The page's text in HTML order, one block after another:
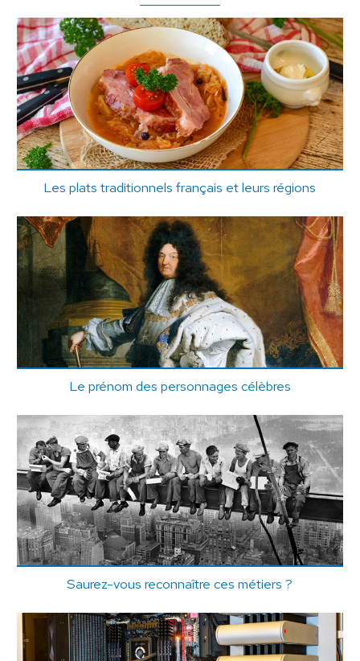
Les plats traditionnels français et leurs régions
Le prénom des personnages célèbres
Saurez-vous reconnaître ces métiers ?